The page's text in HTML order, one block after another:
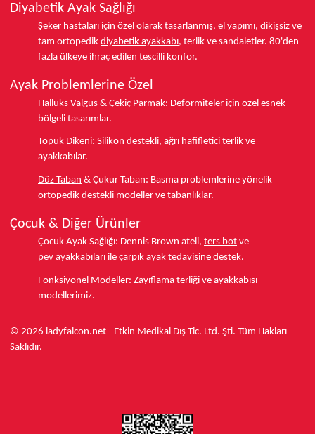
Diyabetik Ayak Sağlığı
Şeker hastaları için özel olarak tasarlanmış, el yapımı, dikişsiz ve
tam ortopedik diyabetik ayakkabı, terlik ve sandaletler. 80'den
fazla ülkeye ihraç edilen tescilli konfor.
Ayak Problemlerine Özel
Halluks Valgus & Çekiç Parmak: Deformiteler için özel esnek
bölgeli tasarımlar.
Topuk Dikeni: Silikon destekli, ağrı hafifletici terlik ve
ayakkabılar.
Düz Taban & Çukur Taban: Basma problemlerine yönelik
ortopedik destekli modeller ve tabanlıklar.
Çocuk & Diğer Ürünler
Çocuk Ayak Sağlığı: Dennis Brown ateli, ters bot ve
pev ayakkabıları ile çarpık ayak tedavisine destek.
Fonksiyonel Modeller: Zayıflama terliği ve ayakkabısı
modellerimiz.
© 2026 ladyfalcon.net - Etkin Medikal Dış Tic. Ltd. Şti. Tüm Hakları
Saklıdır.